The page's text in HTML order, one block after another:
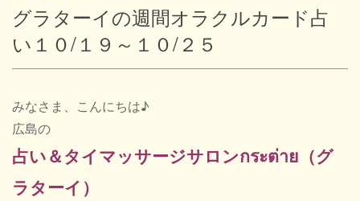
グラターイの週間オラクルカード占
い１０/１９～１０/２５
みなさま、こんにちは♪
広島の
占い＆タイマッサージサロンกระต่าย（グ
ラターイ）